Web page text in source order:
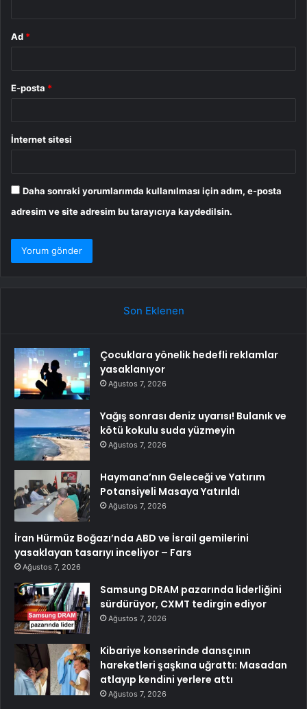
Ad *
E-posta *
İnternet sitesi
Daha sonraki yorumlarımda kullanılması için adım, e-posta
adresim ve site adresim bu tarayıcıya kaydedilsin.
Son Eklenen
Çocuklara yönelik hedefli reklamlar
yasaklanıyor
Ağustos 7, 2026
Yağış sonrası deniz uyarısı! Bulanık ve
kötü kokulu suda yüzmeyin
Ağustos 7, 2026
Haymana’nın Geleceği ve Yatırım
Potansiyeli Masaya Yatırıldı
Ağustos 7, 2026
İran Hürmüz Boğazı’nda ABD ve İsrail gemilerini
yasaklayan tasarıyı inceliyor – Fars
Ağustos 7, 2026
Samsung DRAM pazarında liderliğini
sürdürüyor, CXMT tedirgin ediyor
Ağustos 7, 2026
Kibariye konserinde dansçının
hareketleri şaşkına uğrattı: Masadan
atlayıp kendini yerlere attı
Ağustos 7, 2026